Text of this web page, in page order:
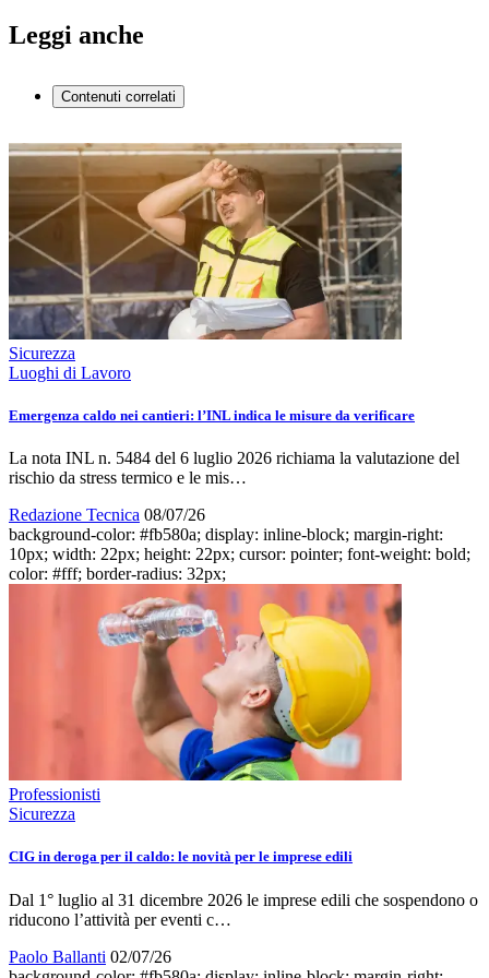
Leggi anche
Contenuti correlati
Sicurezza
Luoghi di Lavoro
Emergenza caldo nei cantieri: l’INL indica le misure da verificare
La nota INL n. 5484 del 6 luglio 2026 richiama la valutazione del
rischio da stress termico e le mis…
Redazione Tecnica 08/07/26
background-color: #fb580a; display: inline-block; margin-right:
10px; width: 22px; height: 22px; cursor: pointer; font-weight: bold;
color: #fff; border-radius: 32px;
Professionisti
Sicurezza
CIG in deroga per il caldo: le novità per le imprese edili
Dal 1° luglio al 31 dicembre 2026 le imprese edili che sospendono o
riducono l’attività per eventi c…
Paolo Ballanti 02/07/26